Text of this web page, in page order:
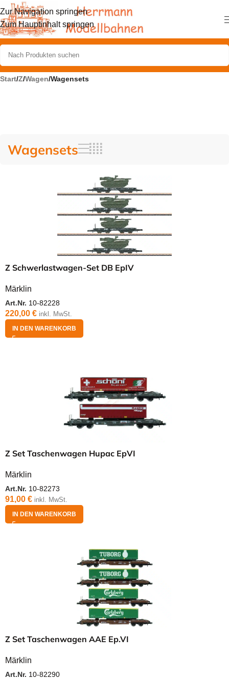
Zur Navigation springen
Zum Hauptinhalt springen
Start/Z/Wagen/Wagensets
Wagensets
Z Schwerlastwagen-Set DB EpIV
Märklin
Art.Nr. 10-82228
220,00 € inkl. MwSt.
IN DEN WARENKORB
Z Set Taschenwagen Hupac EpVI
Märklin
Art.Nr. 10-82273
91,00 € inkl. MwSt.
IN DEN WARENKORB
Z Set Taschenwagen AAE Ep.VI
Märklin
Art.Nr. 10-82290